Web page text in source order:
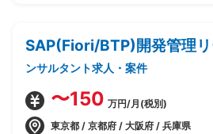
SAP(Fiori/BTP)開発管理
ンサルタント求人・案件
〜150 万円/月(税別)
東京都 / 京都府 / 大阪府 / 兵庫県